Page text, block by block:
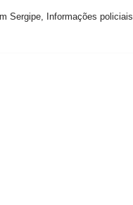
Sergipe, Informações policiais